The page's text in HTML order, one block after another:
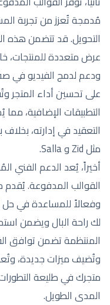
مُدمجة تُعزز من تجربة
التحويل. قد تتضمن هذه
عرض متعددة للمنتجات،
ودعم لدمج الفيديو في
على تحسين أداء المتجر
التطبيقات الإضافية،
التعقيد في إدارته،
مثل Zid و Salla.
أخيراً، يُعد الدعم الفني
القوالب المدفوعة.
وفعالاً للمساعدة في
لك راحة البال ويضمن
المنتظمة تضمن توافق
وتُضيف ميزات جديدة،
متجرك في طليعة
المدى الطويل.